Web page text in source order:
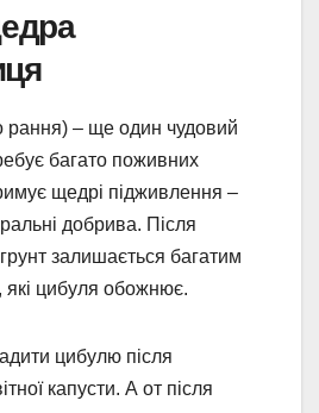
рання) – ще один чудовий
багато поживних
щедрі підживлення –
добрива. Після
залишається багатим
які цибуля обожнює.
цибулю після
капусти. А от після